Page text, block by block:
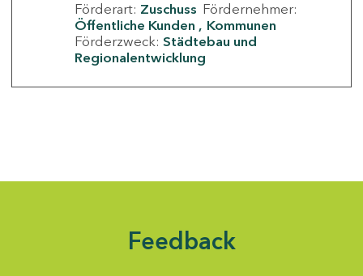
Förderart: Zuschuss Fördernehmer:
Öffentliche Kunden
Kommunen
Förderzweck: Städtebau und
Regionalentwicklung
Feedback